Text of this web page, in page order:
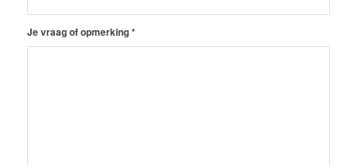
Je vraag of opmerking*